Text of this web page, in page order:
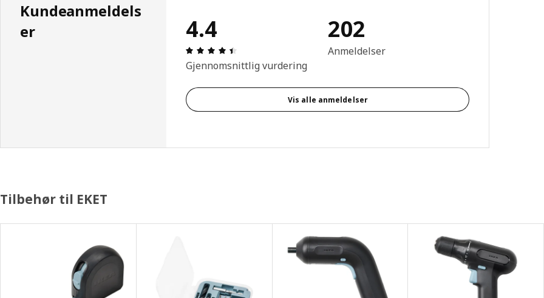
Kundeanmeldels
er
4.4
Produktomtale: 4.4 ingen kundevurdering 5 stjerner. Totalt antall anmeldelser:
Gjennomsnittlig vurdering
202
Anmeldelser
Vis alle anmeldelser
Tilbehør til EKET